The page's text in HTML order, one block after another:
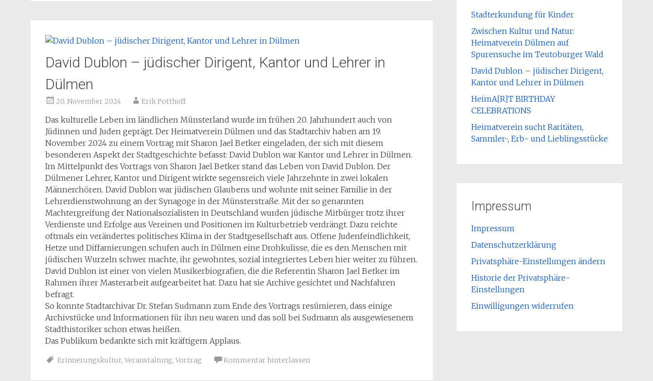
David Dublon – jüdischer Dirigent, Kantor und Lehrer in
Dülmen
20. November 2024 Erik Potthoff
Das kulturelle Leben im ländlichen Münsterland wurde im frühen 20. Jahrhundert auch von
Jüdinnen und Juden geprägt. Der Heimatverein Dülmen und das Stadtarchiv haben am 19.
November 2024 zu einem Vortrag mit Sharon Jael Betker eingeladen, der sich mit diesem
besonderen Aspekt der Stadtgeschichte befasst: David Dublon war Kantor und Lehrer in Dülmen.
Im Mittelpunkt des Vortrags von Sharon Jael Betker stand das Leben von David Dublon. Der
Dülmener Lehrer, Kantor und Dirigent wirkte segensreich viele Jahrzehnte in zwei lokalen
Männerchören. David Dublon war jüdischen Glaubens und wohnte mit seiner Familie in der
Lehrerdienstwohnung an der Synagoge in der Münsterstraße. Mit der so genannten
Machtergreifung der Nationalsozialisten in Deutschland wurden jüdische Mitbürger trotz ihrer
Verdienste und Erfolge aus Vereinen und Positionen im Kulturbetrieb verdrängt. Dazu reichte
oftmals ein verändertes politisches Klima in der Stadtgesellschaft aus. Offene Judenfeindlichkeit,
Hetze und Diffamierungen schufen auch in Dülmen eine Drohkulisse, die es den Menschen mit
jüdischen Wurzeln schwer machte, ihr gewohntes, sozial integriertes Leben hier weiter zu führen.
David Dublon ist einer von vielen Musikerbiografien, die die Referentin Sharon Jael Betker im
Rahmen ihrer Masterarbeit aufgearbeitet hat. Dazu hat sie Archive gesichtet und Nachfahren
befragt.
So konnte Stadtarchivar Dr. Stefan Sudmann zum Ende des Vortrags resümieren, dass einige
Archivstücke und Informationen für ihn neu waren und das soll bei Sudmann als ausgewiesenem
Stadthistoriker schon etwas heißen.
Das Publikum bedankte sich mit kräftigem Applaus.
Erinnerungskultur, Veranstaltung, Vortrag Kommentar hinterlassen
Stadterkundung für Kinder
Zwischen Kultur und Natur:
Heimatverein Dülmen auf
Spurensuche im Teutoburger Wald
David Dublon – jüdischer Dirigent,
Kantor und Lehrer in Dülmen
HeimA[R]T BIRTHDAY
CELEBRATIONS
Heimatverein sucht Raritäten,
Sammler-, Erb- und Lieblingsstücke
Impressum
Impressum
Datenschutzerklärung
Privatsphäre-Einstellungen ändern
Historie der Privatsphäre-
Einstellungen
Einwilligungen widerrufen